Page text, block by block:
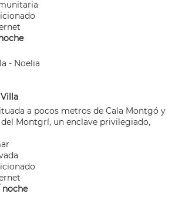
Villa
a pocos metros de Cala Montgó y
Montgrí, un enclave privilegiado,
noche